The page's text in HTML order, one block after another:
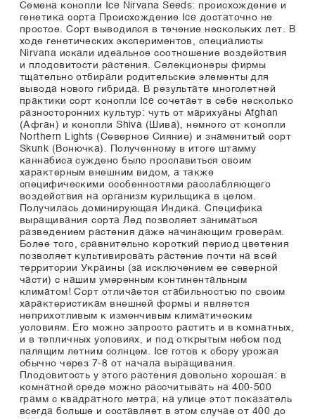
Семена конопли Ice Nirvana Seeds: происхождение и
генетика сорта Происхождение Ice достаточно не
простое. Сорт выводился в течение нескольких лет. В
ходе генетических экспериментов, специалисты
Nirvana искали идеальное соотношение воздействия
и плодовитости растения. Селекционеры фирмы
тщательно отбирали родительские элементы для
вывода нового гибрида. В результате многолетней
практики сорт конопли Ice сочетает в себе несколько
разносторонних культур: чуть от марихуаны Afghan
(Афган) и конопли Shiva (Шива), немного от конопли
Northern Lights (Северное Сияние) и знаменитый сорт
Skunk (Вонючка). Полученному в итоге штамму
каннабиса суждено было прославиться своим
характерным внешним видом, а также
специфическими особенностями расслабляющего
воздействия на организм курильщика в целом.
Получилась доминирующая Индика. Специфика
выращивания сорта Лед позволяет заниматься
разведением растения даже начинающим гроверам.
Более того, сравнительно короткий период цветения
позволяет культивировать растение почти на всей
территории Украины (за исключением ее северной
части) с нашим умеренным континентальным
климатом! Сорт отличается стабильностью по своим
характеристикам внешней формы и является
неприхотливым к изменчивым климатическим
условиям. Его можно запросто растить и в комнатных,
и в тепличных условиях, и под открытым небом под
палящим летним солнцем. Ice готов к сбору урожая
обычно через 7-8 от начала выращивания.
Плодовитость у этого растения довольно хорошая: в
комнатной среде можно рассчитывать на 400-500
грамм с квадратного метра; на улице этот показатель
всегда больше и составляет в этом случае от 400 до